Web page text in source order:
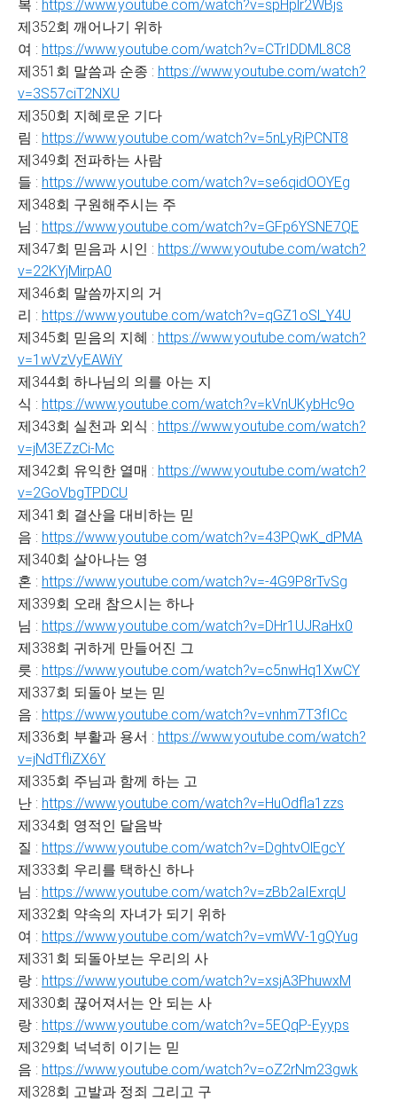
복 : https://www.youtube.com/watch?v=spHplr2WBjs
제352회 깨어나기 위하
여 : https://www.youtube.com/watch?v=CTrIDDML8C8
제351회 말씀과 순종 : https://www.youtube.com/watch?
v=3S57ciT2NXU
제350회 지혜로운 기다
림 : https://www.youtube.com/watch?v=5nLyRjPCNT8
제349회 전파하는 사람
들 : https://www.youtube.com/watch?v=se6qidOOYEg
제348회 구원해주시는 주
님 : https://www.youtube.com/watch?v=GFp6YSNE7QE
제347회 믿음과 시인 : https://www.youtube.com/watch?
v=22KYjMirpA0
제346회 말씀까지의 거
리 : https://www.youtube.com/watch?v=qGZ1oSl_Y4U
제345회 믿음의 지혜 : https://www.youtube.com/watch?
v=1wVzVyEAWiY
제344회 하나님의 의를 아는 지
식 : https://www.youtube.com/watch?v=kVnUKybHc9o
제343회 실천과 외식 : https://www.youtube.com/watch?
v=jM3EZzCi-Mc
제342회 유익한 열매 : https://www.youtube.com/watch?
v=2GoVbgTPDCU
제341회 결산을 대비하는 믿
음 : https://www.youtube.com/watch?v=43PQwK_dPMA
제340회 살아나는 영
혼 : https://www.youtube.com/watch?v=-4G9P8rTvSg
제339회 오래 참으시는 하나
님 : https://www.youtube.com/watch?v=DHr1UJRaHx0
제338회 귀하게 만들어진 그
릇 : https://www.youtube.com/watch?v=c5nwHq1XwCY
제337회 되돌아 보는 믿
음 : https://www.youtube.com/watch?v=vnhm7T3fICc
제336회 부활과 용서 : https://www.youtube.com/watch?
v=jNdTfliZX6Y
제335회 주님과 함께 하는 고
난 : https://www.youtube.com/watch?v=HuOdfla1zzs
제334회 영적인 달음박
질 : https://www.youtube.com/watch?v=DghtvOlEgcY
제333회 우리를 택하신 하나
님 : https://www.youtube.com/watch?v=zBb2aIExrqU
제332회 약속의 자녀가 되기 위하
여 : https://www.youtube.com/watch?v=vmWV-1gQYug
제331회 되돌아보는 우리의 사
랑 : https://www.youtube.com/watch?v=xsjA3PhuwxM
제330회 끊어져서는 안 되는 사
랑 : https://www.youtube.com/watch?v=5EQqP-Eyyps
제329회 넉넉히 이기는 믿
음 : https://www.youtube.com/watch?v=oZ2rNm23gwk
제328회 고발과 정죄 그리고 구